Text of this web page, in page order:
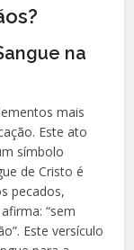
na
mais
Este ato
símbolo
de Cristo é
pecados,
“sem
Este versículo